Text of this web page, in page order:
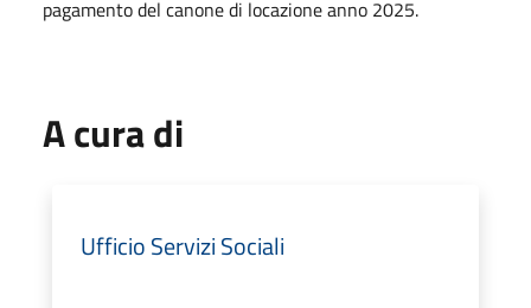
pagamento del canone di locazione anno 2025.
A cura di
Ufficio Servizi Sociali